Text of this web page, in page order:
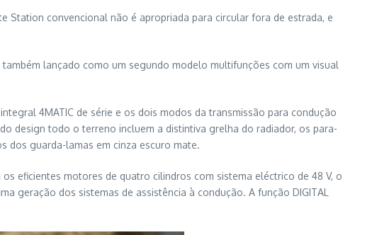
Station convencional não é apropriada para circular fora de estrada, e
lançado como um segundo modelo multifunções com um visual
4MATIC de série e os dois modos da transmissão para condução
design todo o terreno incluem a distintiva grelha do radiador, os para-
dos guarda-lamas em cinza escuro mate.
eficientes motores de quatro cilindros com sistema eléctrico de 48 V, o
geração dos sistemas de assistência à condução. A função DIGITAL